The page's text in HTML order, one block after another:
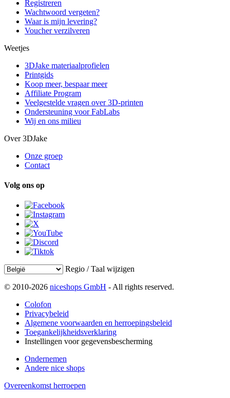
Registreren
Wachtwoord vergeten?
Waar is mijn levering?
Voucher verzilveren
Weetjes
3DJake materiaalprofielen
Printgids
Koop meer, bespaar meer
Affiliate Program
Veelgestelde vragen over 3D-printen
Ondersteuning voor FabLabs
Wij en ons milieu
Over 3DJake
Onze groep
Contact
Volg ons op
Regio / Taal wijzigen
© 2010-2026 niceshops GmbH - All rights reserved.
Colofon
Privacybeleid
Algemene voorwaarden en herroepingsbeleid
Toegankelijkheidsverklaring
Instellingen voor gegevensbescherming
Ondernemen
Andere nice shops
Overeenkomst herroepen